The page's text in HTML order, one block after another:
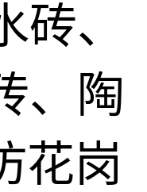
、
、陶
花岗